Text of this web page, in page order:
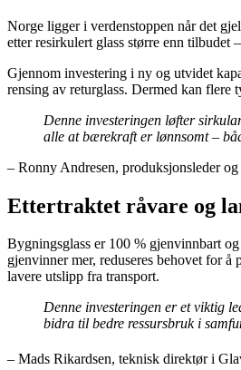
Norge ligger i verdenstoppen når det
etter resirkulert glass større enn tilbudet
Gjennom investering i ny og utvidet
rensing av returglass. Dermed kan flere
Denne investeringen løfter
alle at bærekraft er lønnsomt –
– Ronny Andresen, produksjonsleder
Ettertraktet råvare og
Bygningsglass er 100 % gjenvinnbart
gjenvinner mer, reduseres behovet for
lavere utslipp fra transport.
Denne investeringen er et viktig
bidra til bedre ressursbruk i
– Mads Rikardsen, teknisk direktør i